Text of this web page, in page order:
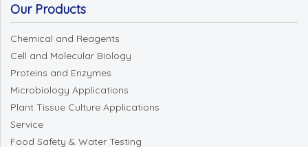
Our Products
Chemical and Reagents
Cell and Molecular Biology
Proteins and Enzymes
Microbiology Applications
Plant Tissue Culture Applications
Service
Food Safety & Water Testing